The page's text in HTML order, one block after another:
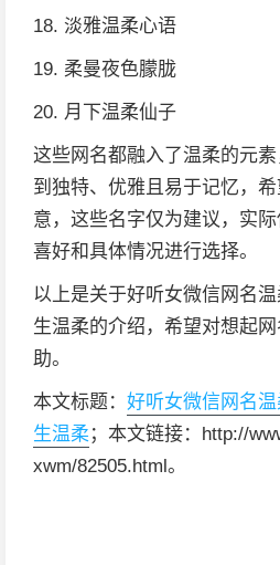
18. 淡雅温柔心语
19. 柔曼夜色朦胧
20. 月下温柔仙子
这些网名都融入了温柔的元
到独特、优雅且易于记忆，
意，这些名字仅为建议，实
喜好和具体情况进行选择。
以上是关于好听女微信网名
生温柔的介绍，希望对想起
助。
本文标题： 好听女微信网名
生温柔 ；本文链接：http://
xwm/82505.html。